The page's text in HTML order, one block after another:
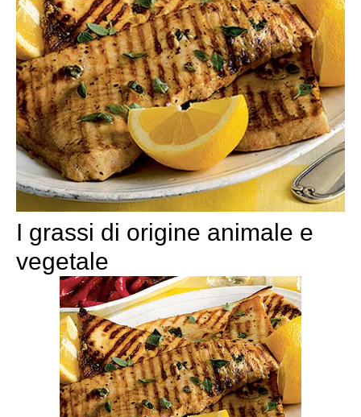
I grassi di origine animale e
vegetale